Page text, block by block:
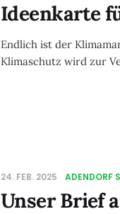
Ideenkarte
Endlich ist der
Klimaschutz wird zur
24. FEB. 2025 ADENDORF
Unser Brief